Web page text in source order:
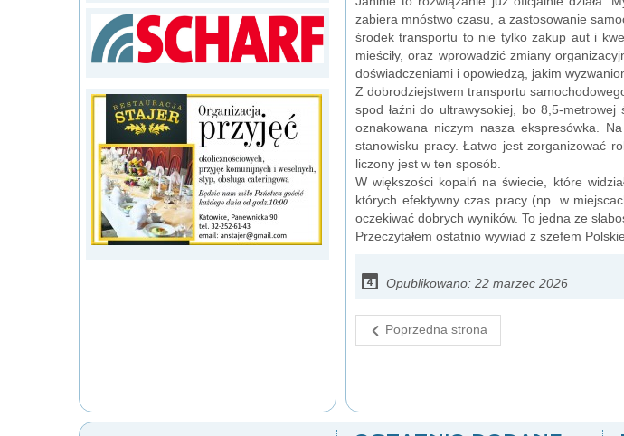
zabiera mnóstwo czasu, a zastosowanie
środek transportu to nie tylko zakup aut i
mieściły, oraz wprowadzić zmiany
doświadczeniami i opowiedzą, jakim
Z dobrodziejstwem transportu
spod łaźni do ultrawysokiej, bo 8,5-
oznakowana niczym nasza ekspresówka.
stanowisku pracy. Łatwo jest zorganizować
liczony jest w ten sposób.
W większości kopalń na świecie, które
których efektywny czas pracy (np. w
oczekiwać dobrych wyników. To jedna ze
Przeczytałem ostatnio wywiad z szefem
Opublikowano: 22 marzec 2026
Poprzedna strona